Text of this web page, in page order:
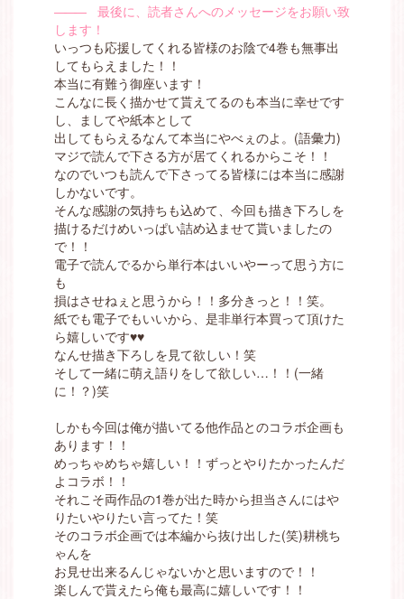
―――最後に、読者さんへのメッセージをお願い致
します！
いっつも応援してくれる皆様のお陰で4巻も無事出
してもらえました！！
本当に有難う御座います！
こんなに長く描かせて貰えてるのも本当に幸せです
し、ましてや紙本として
出してもらえるなんて本当にやべぇのよ。(語彙力)
マジで読んで下さる方が居てくれるからこそ！！
なのでいつも読んで下さってる皆様には本当に感謝
しかないです。
そんな感謝の気持ちも込めて、今回も描き下ろしを
描けるだけめいっぱい詰め込ませて貰いましたの
で！！
電子で読んでるから単行本はいいやーって思う方に
も
損はさせねぇと思うから！！多分きっと！！笑。
紙でも電子でもいいから、是非単行本買って頂けた
ら嬉しいです♥♥
なんせ描き下ろしを見て欲しい！笑
そして一緒に萌え語りをして欲しい…！！(一緒
に！？)笑
しかも今回は俺が描いてる他作品とのコラボ企画も
あります！！
めっちゃめちゃ嬉しい！！ずっとやりたかったんだ
よコラボ！！
それこそ両作品の1巻が出た時から担当さんにはや
りたいやりたい言ってた！笑
そのコラボ企画では本編から抜け出した(笑)耕桃ち
ゃんを
お見せ出来るんじゃないかと思いますので！！
楽しんで貰えたら俺も最高に嬉しいです！！